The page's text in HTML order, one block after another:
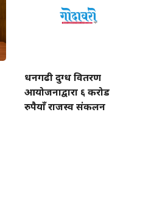
धनगढी दुग्ध वितरण
आयोजनाद्वारा ६ करोड
रुपैयाँ राजस्व संकलन